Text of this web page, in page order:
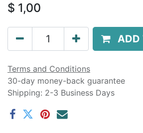
$ 1,00
ADD
Terms and Conditions
30-day money-back guarantee
Shipping: 2-3 Business Days